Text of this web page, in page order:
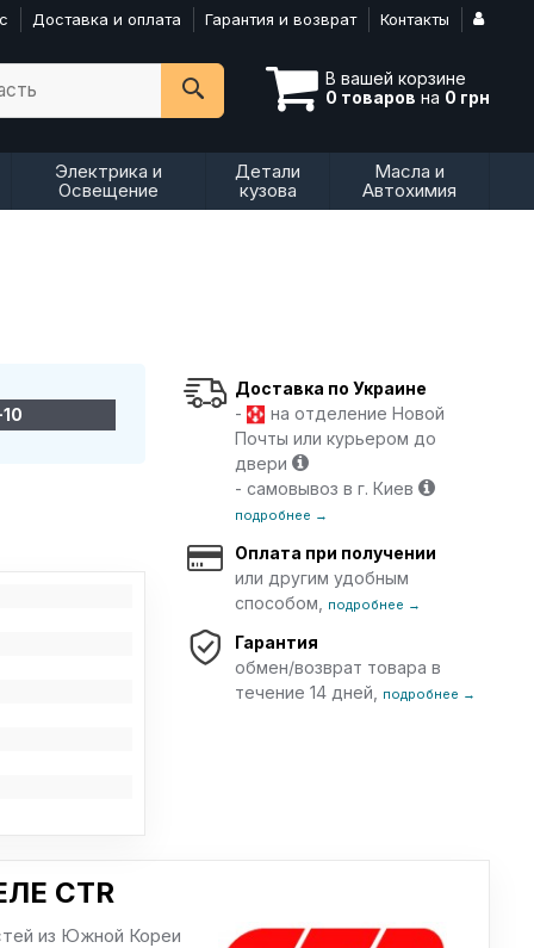
Доставка и оплата Гарантия и возврат Контакты
В вашей корзине
0 товаров на 0 грн
Электрика и
Освещение
Детали
кузова
Масла и
Автохимия
Доставка по Украине
-
на отделение Новой
Почты или курьером до
двери
- самовывоз в г. Киев
подробнее →
Оплата при получении
или другим удобным
способом,
подробнее →
Гарантия
обмен/возврат товара в
течение 14 дней,
подробнее →
CTR
из Южной Кореи